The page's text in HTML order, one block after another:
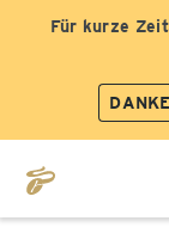
Für kurze